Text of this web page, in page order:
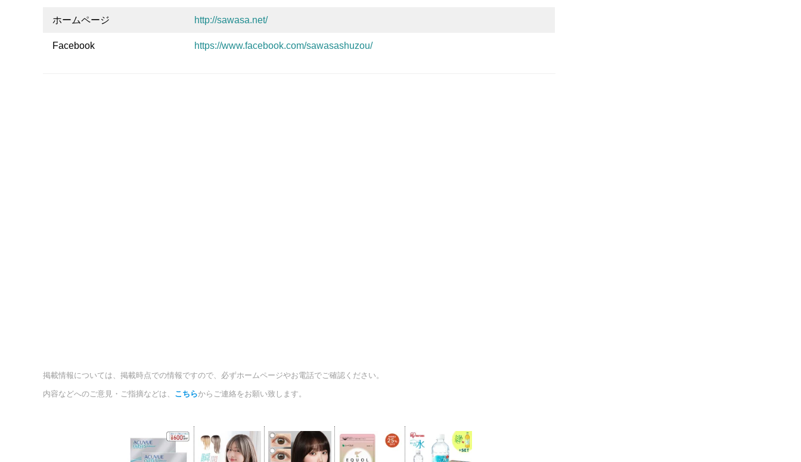
ホームページ http://sawasa.net/
Facebook https://www.facebook.com/sawasashuzou/
掲載情報については、掲載時点での情報ですので、必ずホームページやお電話でご確認ください。
内容などへのご意見・ご指摘などは、 こちらからご連絡をお願い致します。